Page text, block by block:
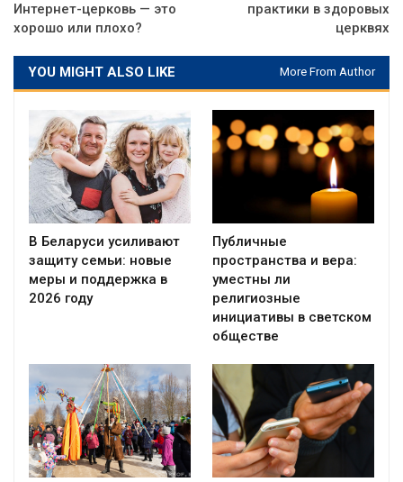
Интернет-церковь — это
хорошо или плохо?
практики в здоровых
церквях
YOU MIGHT ALSO LIKE More From Author
В Беларуси усиливают
защиту семьи: новые
меры и поддержка в
2026 году
Публичные
пространства и вера:
уместны ли
религиозные
инициативы в светском
обществе